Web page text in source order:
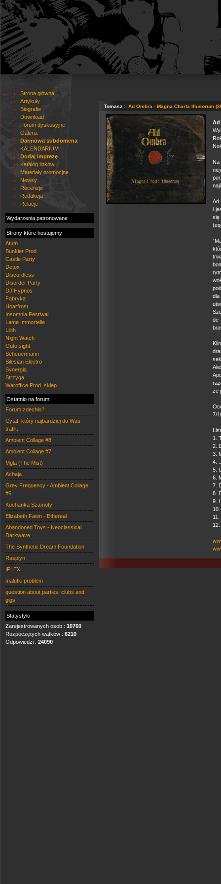
Strona główna
Artykuły
Biografie
Download
Forum dyskusyjne
Galeria
Darmowa subdomena
KALENDARIUM
Dodaj imprezę
Katalog linków
Materiały promocjne
Newsy
Recenzje
Redakcja
Relacje
Wydarzenia patronowane
Strony które hostujemy
Atum
Bunkier Prod
Castle Party
Detox
Discordless
Disorder Party
DJ Hypnos
Fabryka
Hoarfrost
Insomnia Festiwal
Lame Immortelle
Lilith
Night Watch
Outofsight
Scheuermann
Silesian Electro
Synergia
Strzyga
Waroffice Prod. sklep
Ostatnio na forum
Forum zdechło?
Cytat, który najbardziej do Was
trafił...
Ambient Collage #8
Ambient Collage #7
Mgla (The Mist)
Achaja
Grey Frequency - Ambient Collage
#6
Kochanka Szamoty
Elizabeth Fawn - Ethereal
Abandoned Toys - Neoclassical
Darkwave
The Synthetic Dream Foundation
Rasplyn
IPLEX
malutki problem
question about parties, clubs and
gigs
Statystyki
Zarejestrowanych osob : 10760
Rozpoczętych wątków : 6210
Odpowiedzi : 24090
Tomasz :: Ad Ombra - Magna Charta Illusorum
Ad
Ad
i
się
dla
de
że
7/
1.
2.
3.
4.
5.
6.
7.
8.
9.
11.